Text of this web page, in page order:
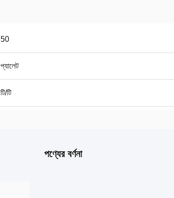
50
প্যালেট
টি/টি
পণ্যের বর্ণনা